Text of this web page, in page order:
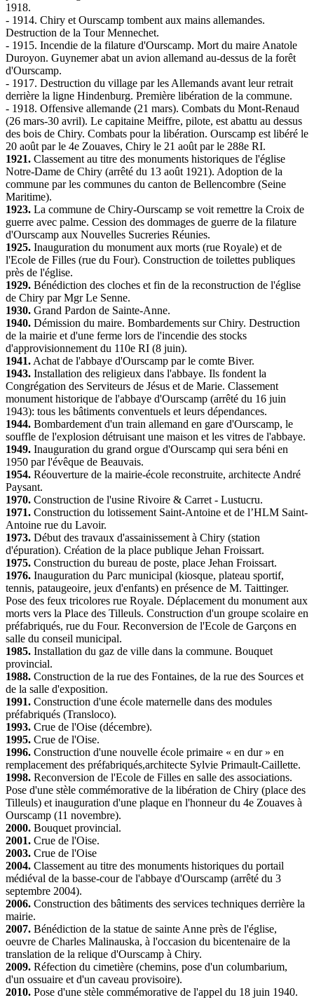
1918.
- 1914. Chiry et Ourscamp tombent aux mains allemandes.
Destruction de la Tour Mennechet.
- 1915. Incendie de la filature d'Ourscamp. Mort du maire Anatole
Duroyon. Guynemer abat un avion allemand au-dessus de la forêt
d'Ourscamp.
- 1917. Destruction du village par les Allemands avant leur retrait
derrière la ligne Hindenburg. Première libération de la commune.
- 1918. Offensive allemande (21 mars). Combats du Mont-Renaud
(26 mars-30 avril). Le capitaine Meiffre, pilote, est abattu au dessus
des bois de Chiry. Combats pour la libération. Ourscamp est libéré le
20 août par le 4e Zouaves, Chiry le 21 août par le 288e RI.
1921. Classement au titre des monuments historiques de l'église
Notre-Dame de Chiry (arrêté du 13 août 1921). Adoption de la
commune par les communes du canton de Bellencombre (Seine
Maritime).
1923. La commune de Chiry-Ourscamp se voit remettre la Croix de
guerre avec palme. Cession des dommages de guerre de la filature
d'Ourscamp aux Nouvelles Sucreries Réunies.
1925. Inauguration du monument aux morts (rue Royale) et de
l'Ecole de Filles (rue du Four). Construction de toilettes publiques
près de l'église.
1929. Bénédiction des cloches et fin de la reconstruction de l'église
de Chiry par Mgr Le Senne.
1930. Grand Pardon de Sainte-Anne.
1940. Démission du maire. Bombardements sur Chiry. Destruction
de la mairie et d'une ferme lors de l'incendie des stocks
d'approvisionnement du 110e RI (8 juin).
1941. Achat de l'abbaye d'Ourscamp par le comte Biver.
1943. Installation des religieux dans l'abbaye. Ils fondent la
Congrégation des Serviteurs de Jésus et de Marie. Classement
monument historique de l'abbaye d'Ourscamp (arrêté du 16 juin
1943): tous les bâtiments conventuels et leurs dépendances.
1944. Bombardement d'un train allemand en gare d'Ourscamp, le
souffle de l'explosion détruisant une maison et les vitres de l'abbaye.
1949. Inauguration du grand orgue d'Ourscamp qui sera béni en
1950 par l'évêque de Beauvais.
1954. Réouverture de la mairie-école reconstruite, architecte André
Paysant.
1970. Construction de l'usine Rivoire & Carret - Lustucru.
1971. Construction du lotissement Saint-Antoine et de l’HLM Saint-
Antoine rue du Lavoir.
1973. Début des travaux d'assainissement à Chiry (station
d'épuration). Création de la place publique Jehan Froissart.
1975. Construction du bureau de poste, place Jehan Froissart.
1976. Inauguration du Parc municipal (kiosque, plateau sportif,
tennis, pataugeoire, jeux d'enfants) en présence de M. Taittinger.
Pose des feux tricolores rue Royale. Déplacement du monument aux
morts vers la Place des Tilleuls. Construction d'un groupe scolaire en
préfabriqués, rue du Four. Reconversion de l'Ecole de Garçons en
salle du conseil municipal.
1985. Installation du gaz de ville dans la commune. Bouquet
provincial.
1988. Construction de la rue des Fontaines, de la rue des Sources et
de la salle d'exposition.
1991. Construction d'une école maternelle dans des modules
préfabriqués (Transloco).
1993. Crue de l'Oise (décembre).
1995. Crue de l'Oise.
1996. Construction d'une nouvelle école primaire « en dur » en
remplacement des préfabriqués,architecte Sylvie Primault-Caillette.
1998. Reconversion de l'Ecole de Filles en salle des associations.
Pose d'une stèle commémorative de la libération de Chiry (place des
Tilleuls) et inauguration d'une plaque en l'honneur du 4e Zouaves à
Ourscamp (11 novembre).
2000. Bouquet provincial.
2001. Crue de l'Oise.
2003. Crue de l'Oise
2004. Classement au titre des monuments historiques du portail
médiéval de la basse-cour de l'abbaye d'Ourscamp (arrêté du 3
septembre 2004).
2006. Construction des bâtiments des services techniques derrière la
mairie.
2007. Bénédiction de la statue de sainte Anne près de l'église,
oeuvre de Charles Malinauska, à l'occasion du bicentenaire de la
translation de la relique d'Ourscamp à Chiry.
2009. Réfection du cimetière (chemins, pose d'un columbarium,
d'un ossuaire et d'un caveau provisoire).
2010. Pose d'une stèle commémorative de l'appel du 18 juin 1940.